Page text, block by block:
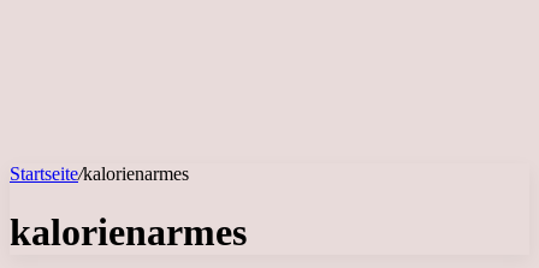
Startseite/kalorienarmes
kalorienarmes